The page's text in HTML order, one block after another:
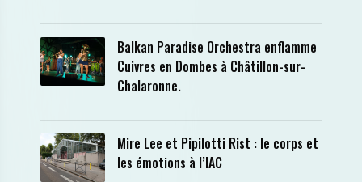
Balkan Paradise Orchestra enflamme
Cuivres en Dombes à Châtillon-sur-
Chalaronne.
Mire Lee et Pipilotti Rist : le corps et
les émotions à l’IAC